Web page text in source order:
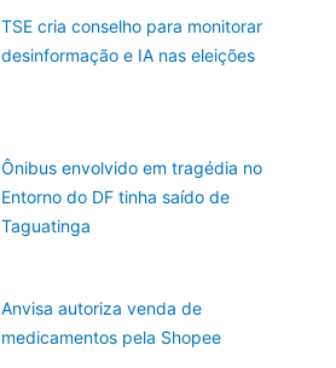
TSE cria conselho para monitorar
desinformação e IA nas eleições
Ônibus envolvido em tragédia no
Entorno do DF tinha saído de
Taguatinga
Anvisa autoriza venda de
medicamentos pela Shopee